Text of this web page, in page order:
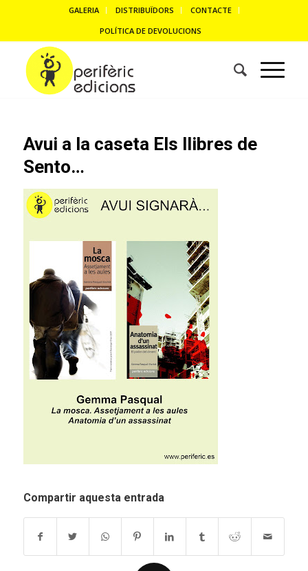
GALERIA DISTRIBUÏDORS
CONTACTE
POLÍTICA DE DEVOLUCIONS
Avui a la caseta Els llibres de
Sento…
Compartir aquesta entrada